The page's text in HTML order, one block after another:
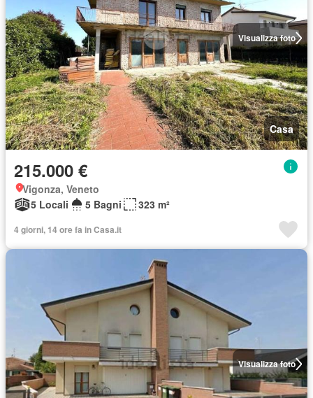
Visualizza foto
Casa
215.000 €
Vigonza, Veneto
5 Locali
5 Bagni 323 m²
4 giorni, 14 ore fa in Casa.it
Visualizza foto